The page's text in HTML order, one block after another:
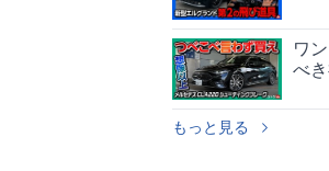
ワ
べ
もっと見る